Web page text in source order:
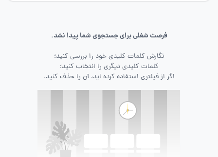
فرصت شغلی برای جستجوی شما پیدا نشد.
نگارش کلمات کلیدی خود را بررسی کنید؛
کلمات کلیدی دیگری را انتخاب کنید؛
اگر از فیلتری استفاده کرده اید، آن را حذف کنید.